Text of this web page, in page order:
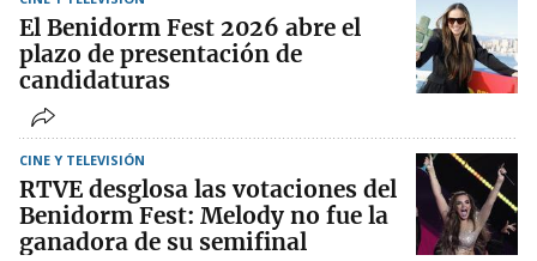
El Benidorm Fest 2026 abre el
plazo de presentación de
candidaturas
CINE Y TELEVISIÓN
RTVE desglosa las votaciones del
Benidorm Fest: Melody no fue la
ganadora de su semifinal